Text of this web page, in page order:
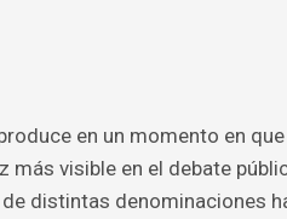
en un momento en
más visible en el debate
distintas denominaciones